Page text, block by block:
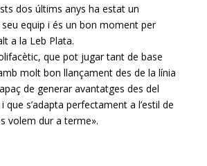
dos últims anys ha estat un
equip i és un bon moment per
a la Leb Plata.
que pot jugar tant de base
molt bon llançament des de la línia
de generar avantatges des del
que s’adapta perfectament a l’estil de
volem dur a terme».